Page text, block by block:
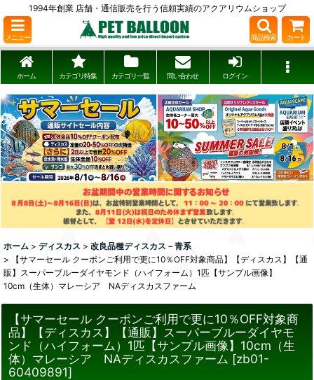
1994年創業 店舗・通信販売を行う信頼実績のアクアリウムショップ
メニュー 商品検索 カート
ホーム カテゴリ特集 カテゴリ一覧 問い合わせ ログイン
ホーム > ディスカス > 改良品種ディスカス－青系
>
【サマーセール クーポンご利用で更に10％OFF対象商品】【ディスカス】【通
販】スーパーブルーダイヤモンド（ハイフォーム）1匹【サンプル画像】
10cm（生体）マレーシア NAディスカスファーム
【サマーセール クーポンご利用で更に10％OFF対象商
品】【ディスカス】【通販】スーパーブルーダイヤモ
ンド（ハイフォーム）1匹【サンプル画像】10cm（生
体）マレーシア NAディスカスファーム [zb01-
60409891]